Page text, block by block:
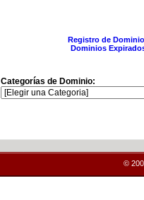
Registro de
Dominios
Categorías de Dominio:
©